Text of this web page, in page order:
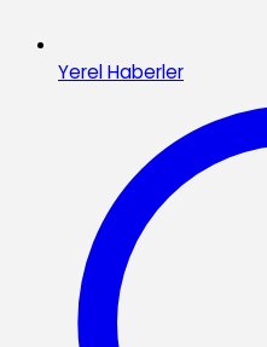
Yerel Haberler